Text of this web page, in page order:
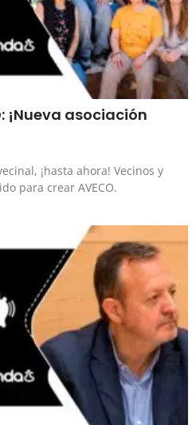
¡Nueva asociación
¡hasta ahora! Vecinos y
para crear AVECO.